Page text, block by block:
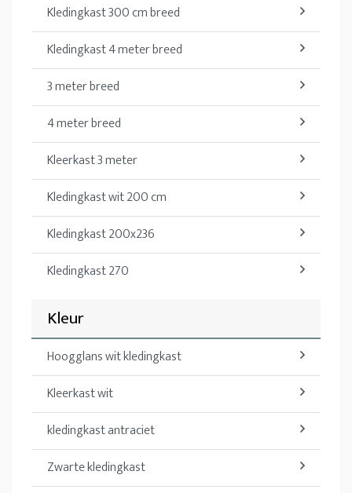
Kledingkast 300 cm breed
Kledingkast 4 meter breed
3 meter breed
4 meter breed
Kleerkast 3 meter
Kledingkast wit 200 cm
Kledingkast 200x236
Kledingkast 270
Kleur
Hoogglans wit kledingkast
Kleerkast wit
kledingkast antraciet
Zwarte kledingkast